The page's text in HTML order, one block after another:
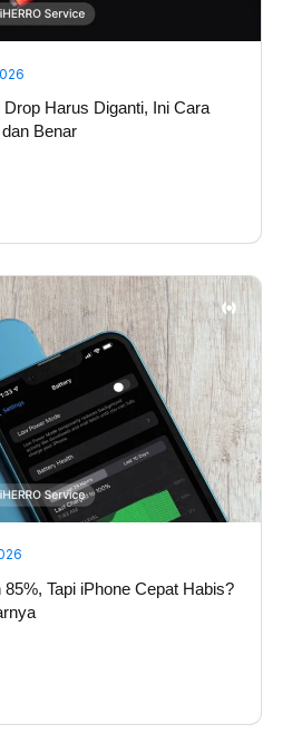
Harus Diganti, Ini Cara
Benar
Tapi iPhone Cepat Habis?